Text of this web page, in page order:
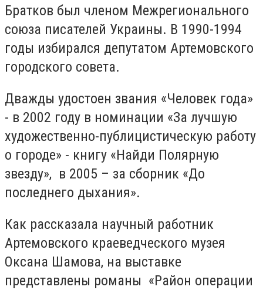
Братков был членом Межрегионального
союза писателей Украины. В 1990-1994
годы избирался депутатом Артемовского
городского совета.
Дважды удостоен звания «Человек года»
- в 2002 году в номинации «За лучшую
художественно-публицистическую работу
о городе» - книгу «Найди Полярную
звезду», в 2005 – за сборник «До
последнего дыхания».
Как рассказала научный работник
Артемовского краеведческого музея
Оксана Шамова, на выставке
представлены романы «Район операции